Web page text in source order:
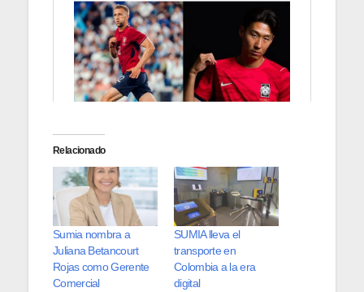
Relacionado
Sumia nombra a
Juliana Betancourt
Rojas como Gerente
Comercial
SUMIA lleva el
transporte en
Colombia a la era
digital